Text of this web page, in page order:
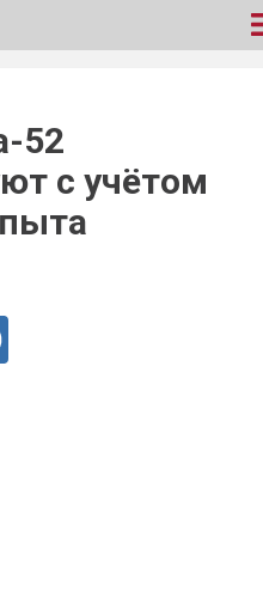
52
с учётом